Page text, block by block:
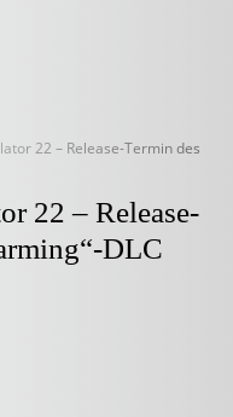
22 – Release-Termin des
22 – Release-
DLC